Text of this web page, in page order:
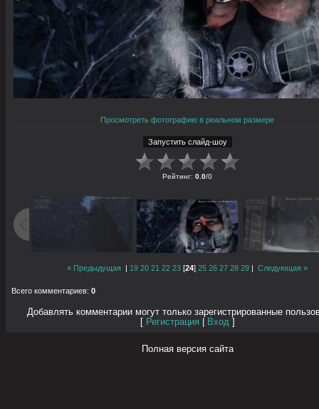
Просмотреть фотографию в реальном размере
Рейтинг: 0.0/0
« Предыдущая | 19 20 21 22 23 [24]25 26 27 28 29 |Следующая »
Всего комментариев: 0
Добавлять комментарии могут только зарегистрированные
Регистрация Вход
Полная версия сайта